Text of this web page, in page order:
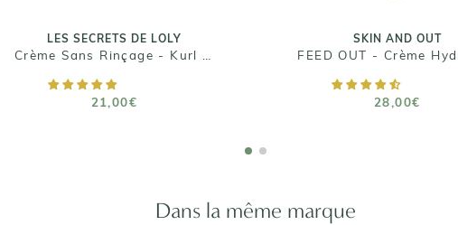
LES SECRETS DE LOLY
21,00€
AJOUTER AU PANIER
SKIN AND OUT
28,00€
AJOUTER AU PANIER
Dans la même marque